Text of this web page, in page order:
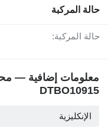
حالة المركبة
حالة المركبة:
DTBO10915
الإنكليزية